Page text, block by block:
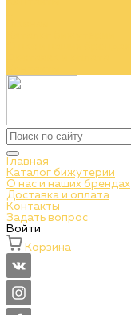
Главная
Каталог бижутерии
О нас и наших брендах
Доставка и оплата
Контакты
Задать вопрос
Войти
Корзина